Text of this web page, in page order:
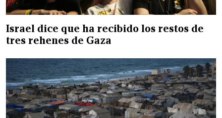
Israel dice que ha recibido los restos de
tres rehenes de Gaza